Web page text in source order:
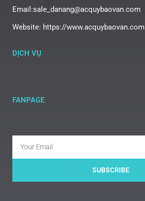
Email:sale_danang@acquybaovan.com
Website: https://www.acquybaovan.com
DỊCH VỤ
FANPAGE
SUBSCRIBE